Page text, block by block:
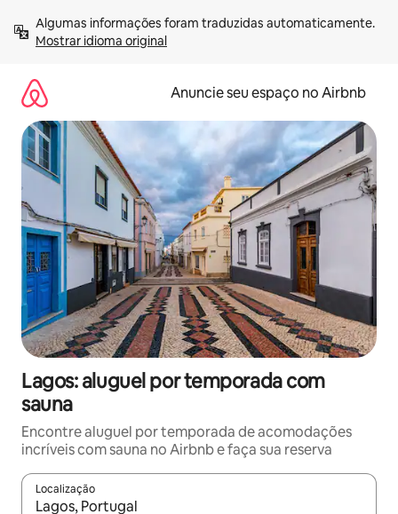
para
Mostrar idioma original
Anuncie seu espaço no Airbnb
Lagos: aluguel por temporada com
sauna
Encontre aluguel por temporada de acomodações
incríveis com sauna no Airbnb e faça sua reserva
Localização
Quando os resultados estiverem disponíveis, explore-os